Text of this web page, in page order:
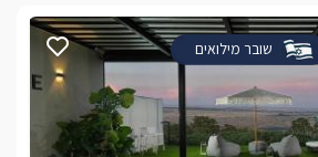
שובר מילואים